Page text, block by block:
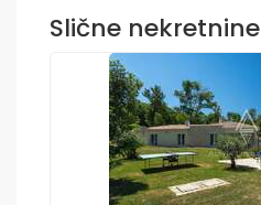
Slične nekretnine